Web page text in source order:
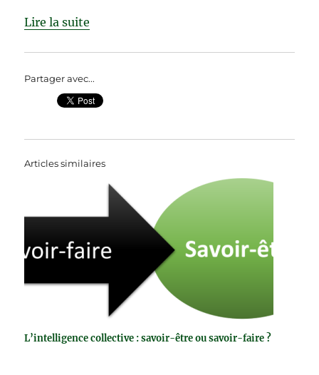
Lire la suite
Partager avec...
Articles similaires
L’intelligence collective : savoir-être ou savoir-faire ?